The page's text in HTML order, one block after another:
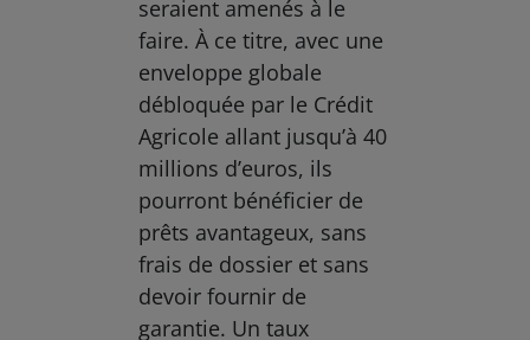
seraient amenés à le
faire. À ce titre, avec une
enveloppe globale
débloquée par le Crédit
Agricole allant jusqu’à 40
millions d’euros, ils
pourront bénéficier de
prêts avantageux, sans
frais de dossier et sans
devoir fournir de
garantie. Un taux